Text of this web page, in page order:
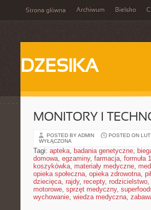
Strona główna Archiwum Bielsko
DZESIKA
MONITORY I
POSTED BY ADMIN POSTED ON
WYŁĄCZONA
Tagi: apteka, badania genetyczne,
domowa, egzaminy, farmacja, formuła 1
koszykówka, materiały medyczne,
opieka społeczna, opieka zdrowotna,
dziecięca, rajdy, recepty, rodzicielstwo,
motorowe, sprzęt medyczny,
wychowanie, wiedza medyczna,